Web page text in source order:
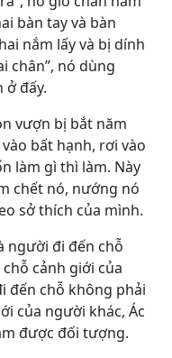
bàn tay và bàn
nắm lấy và bị dính
chân”, nó dùng
ở đấy.
vượn bị bắt năm
bất hạnh, rơi vào
làm gì thì làm. Này
chết nó, nướng nó
sở thích của mình.
người đi đến chỗ
cảnh giới của
đến chỗ không phải
của người khác, Ác
được đối tượng.